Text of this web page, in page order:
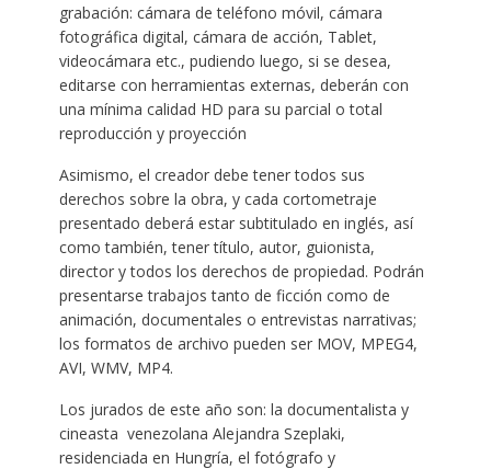
grabación: cámara de teléfono móvil, cámara
fotográfica digital, cámara de acción, Tablet,
videocámara etc., pudiendo luego, si se desea,
editarse con herramientas externas, deberán con
una mínima calidad HD para su parcial o total
reproducción y proyección
Asimismo, el creador debe tener todos sus
derechos sobre la obra, y cada cortometraje
presentado deberá estar subtitulado en inglés, así
como también, tener título, autor, guionista,
director y todos los derechos de propiedad. Podrán
presentarse trabajos tanto de ficción como de
animación, documentales o entrevistas narrativas;
los formatos de archivo pueden ser MOV, MPEG4,
AVI, WMV, MP4.
Los jurados de este año son: la documentalista y
cineasta venezolana Alejandra Szeplaki,
residenciada en Hungría, el fotógrafo y